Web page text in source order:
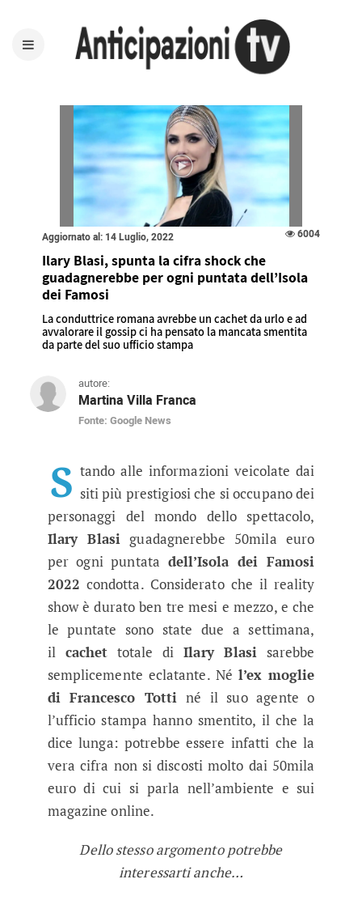
Aggiornato al: 14 Luglio, 2022 6004
Ilary Blasi, spunta la cifra shock che
guadagnerebbe per ogni puntata dell’Isola
dei Famosi
La conduttrice romana avrebbe un cachet da urlo e ad
avvalorare il gossip ci ha pensato la mancata smentita
da parte del suo ufficio stampa
autore:
Martina Villa Franca
Fonte: Google News
Ilary Blasi, spunta la cifra shock
S tando alle informazioni veicolate dai
siti più prestigiosi che si occupano dei
personaggi del mondo dello spettacolo,
Ilary Blasiguadagnerebbe 50mila euro
per ogni puntata dell’Isola dei Famosi
2022 condotta. Considerato che il reality
show è durato ben tre mesi e mezzo, e che
le puntate sono state due a settimana,
il cachet totale diIlary Blasi sarebbe
semplicemente eclatante. Né l’ex moglie
di Francesco Totti né il suo agente o
l’ufficio stampa hanno smentito, il che la
dice lunga: potrebbe essere infatti che la
vera cifra non si discosti molto dai 50mila
euro di cui si parla nell’ambiente e sui
magazine online.
Dello stesso argomento potrebbe
interessarti anche…